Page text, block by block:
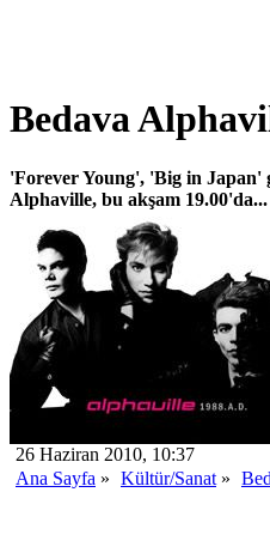
Bedava
'Forever Young', 'Big in Japan'
Alphaville, bu akşam 19.00'da...
26 Haziran 2010, 10:37
Ana Sayfa » Kültür/Sanat »